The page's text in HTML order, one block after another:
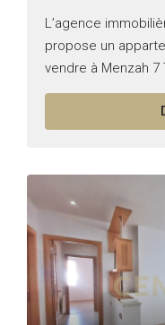
L’agence
propose un
vendre à Menzah
230m² Il se